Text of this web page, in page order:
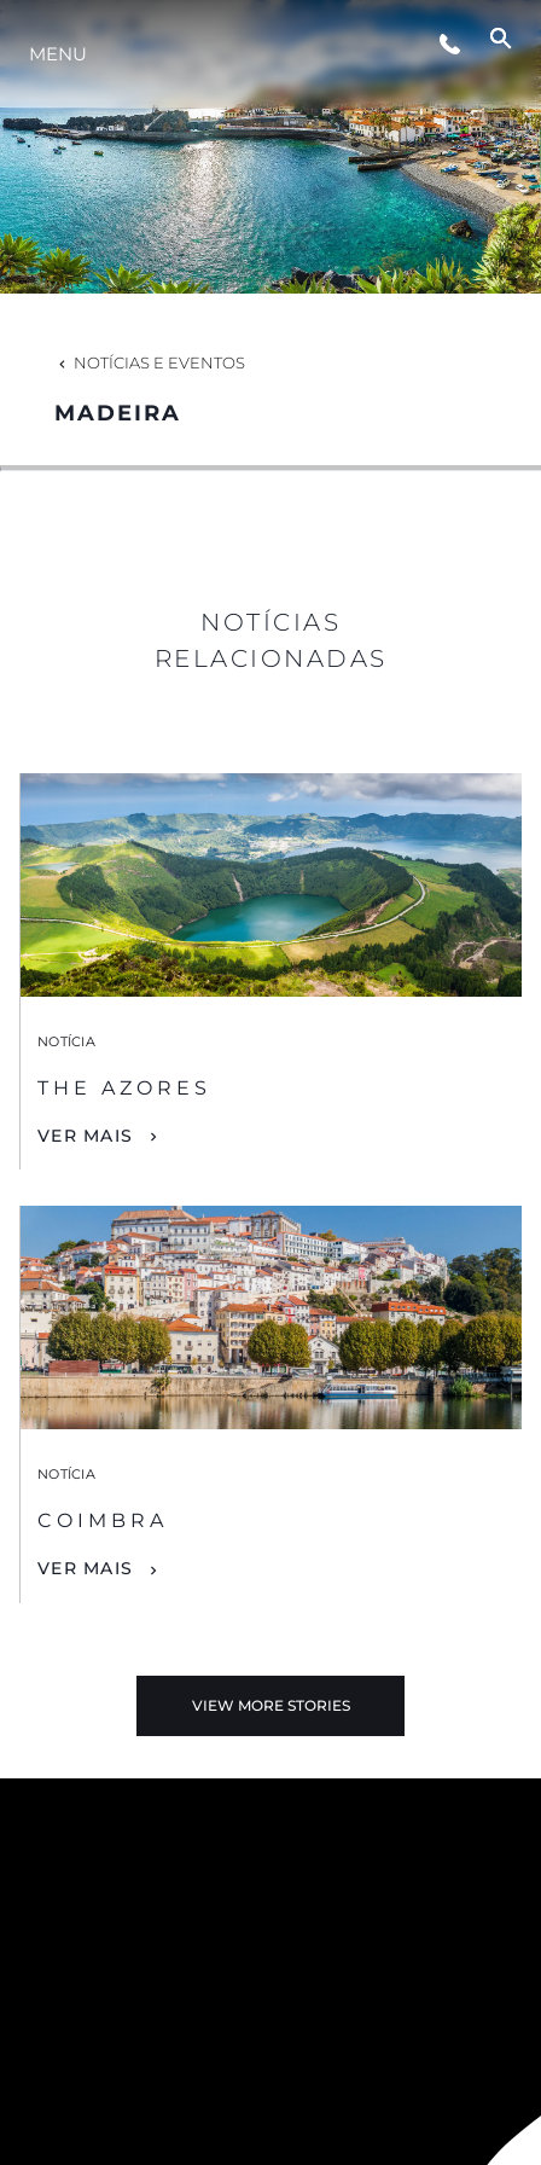
NOTÍCIA
EVENTOS
EMPRESA
EQUIPE
MENU
NOTÍCIAS E EVENTOS
MADEIRA
NOTÍCIAS
RELACIONADAS
NOTÍCIA
THE AZORES
VER MAIS
NOTÍCIA
COIMBRA
VER MAIS
VIEW MORE STORIES